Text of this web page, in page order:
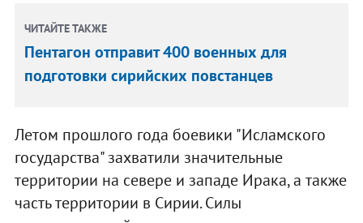
ЧИТАЙТЕ ТАКЖЕ
Пентагон отправит 400 военных для
подготовки сирийских повстанцев
Летом прошлого года боевики "Исламского
государства" захватили значительные
территории на севере и западе Ирака, а также
часть территории в Сирии. Силы